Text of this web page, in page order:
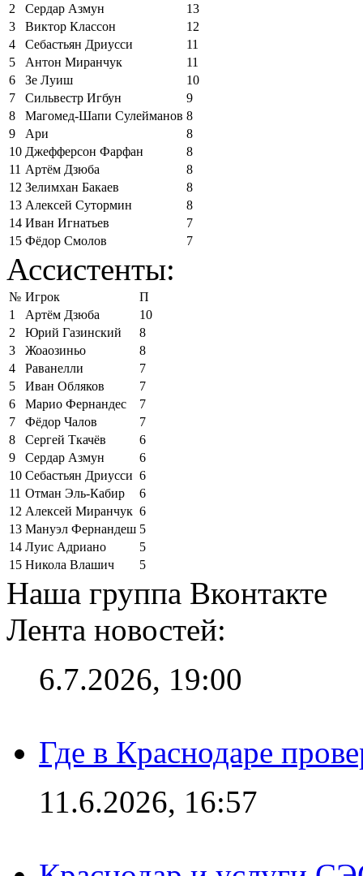
2
Сердар Азмун
13
3
Виктор Классон
12
4
Себастьян Дриусси
11
5
Антон Миранчук
11
6
Зе Луиш
10
7
Сильвестр Игбун
9
8
Магомед-Шапи Сулейманов 8
9
Ари
8
10 Джефферсон Фарфан
8
11 Артём Дзюба
8
12 Зелимхан Бакаев
8
13 Алексей Сутормин
8
14 Иван Игнатьев
7
15 Фёдор Смолов 7
Ассистенты:
№ Игрок
П
1
Артём Дзюба
10
2
Юрий Газинский
8
3
Жоаозиньо
8
4
Раванелли
7
5
Иван Обляков
7
6
Марио Фернандес
7
7
Фёдор Чалов
7
8
Сергей Ткачёв
6
9
Сердар Азмун
6
10 Себастьян Дриусси 6
11 Отман Эль-Кабир
6
12 Алексей Миранчук 6
13 Мануэл Фернандеш 5
14 Луис Адриано
5
15 Никола Влашич 5
Наша группа Вконтакте
Лента новостей:
6.7.2026, 19:00
Где в Краснодаре
11.6.2026, 16:57